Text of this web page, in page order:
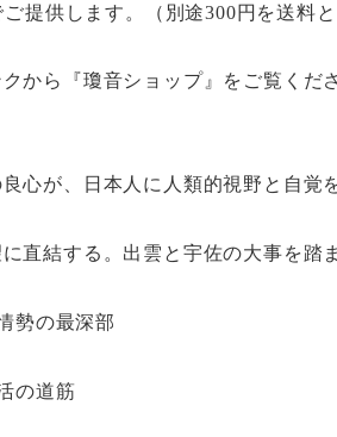
ご提供します。（別途300円を送料
クから『瓊音ショップ』をご覧く
心が、日本人に人類的視野と自覚
直結する。出雲と宇佐の大事を踏
勢の最深部
の道筋